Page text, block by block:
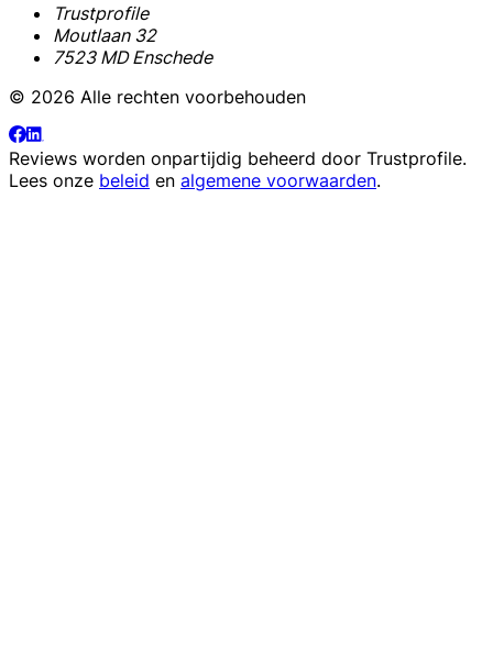
Trustprofile
Moutlaan 32
7523 MD Enschede
© 2026 Alle rechten voorbehouden
Reviews worden onpartijdig beheerd door Trustprofile.
Lees onze beleid en algemene voorwaarden.